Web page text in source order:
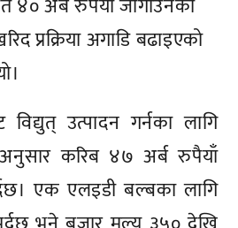
४० अर्ब रुपैयाँ जोगाउनका
प्रक्रिया अगाडि बढाइएको
उत्पादन गर्नका लागि
करिब ४७ अर्ब रुपैयाँ
एक एलइडी बल्बका लागि